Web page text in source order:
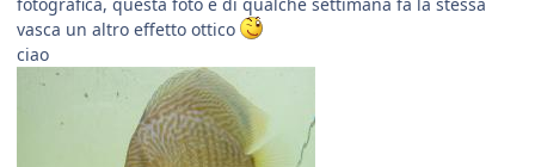
vasca un altro effetto ottico
ciao